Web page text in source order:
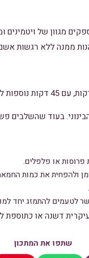
מגוון של
ממנה ללא רגשות
בעוד שהשלבים
פרוסות או פלפלים.
ולהפחית את כמות
לטעמים להתמזג יחד
דשנה או כתוספת
שתפו את המתכון